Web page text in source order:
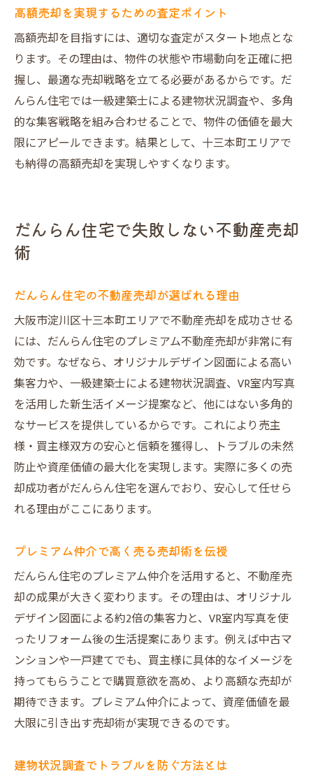
悪評を回避し高評価へ導く工夫を解説
信頼できる不動産売却の秘訣と実績紹介
安心して資産を委ねられる会社選びの基準
高額売却を実現するための査定ポイント
高額売却を目指すには、適切な査定がスタート地点とな
ります。その理由は、物件の状態や市場動向を正確に把
握し、最適な売却戦略を立てる必要があるからです。だ
んらん住宅では一級建築士による建物状況調査や、多角
的な集客戦略を組み合わせることで、物件の価値を最大
限にアピールできます。結果として、十三本町エリアで
も納得の高額売却を実現しやすくなります。
だんらん住宅で失敗しない不動産売却
術
だんらん住宅の不動産売却が選ばれる理由
大阪市淀川区十三本町エリアで不動産売却を成功させる
には、だんらん住宅のプレミアム不動産売却が非常に有
効です。なぜなら、オリジナルデザイン図面による高い
集客力や、一級建築士による建物状況調査、VR室内写真
を活用した新生活イメージ提案など、他にはない多角的
なサービスを提供しているからです。これにより売主
様・買主様双方の安心と信頼を獲得し、トラブルの未然
防止や資産価値の最大化を実現します。実際に多くの売
却成功者がだんらん住宅を選んでおり、安心して任せら
れる理由がここにあります。
プレミアム仲介で高く売る売却術を伝授
だんらん住宅のプレミアム仲介を活用すると、不動産売
却の成果が大きく変わります。その理由は、オリジナル
デザイン図面による約2倍の集客力と、VR室内写真を使
ったリフォーム後の生活提案にあります。例えば中古マ
ンションや一戸建てでも、買主様に具体的なイメージを
持ってもらうことで購買意欲を高め、より高額な売却が
期待できます。プレミアム仲介によって、資産価値を最
大限に引き出す売却術が実現できるのです。
建物状況調査でトラブルを防ぐ方法とは